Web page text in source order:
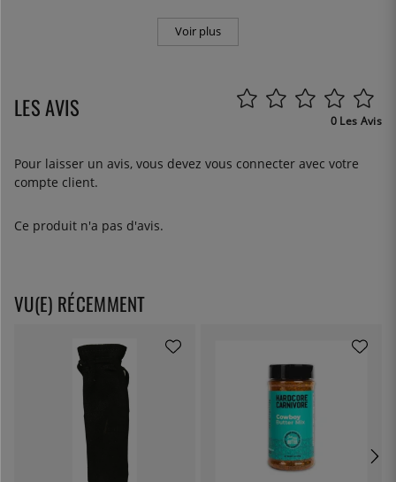
Voir plus
LES AVIS 0 Les Avis
Pour laisser un avis, vous devez vous connecter avec votre
compte client.
Ce produit n'a pas d'avis.
VU(E) RÉCEMMENT